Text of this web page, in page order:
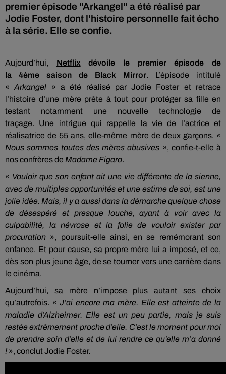
premier épisode "Arkangel" a été réalisé par
Jodie Foster, dont l'histoire personnelle fait écho
à la série. Elle se confie.
Aujourd’hui, Netflix dévoile le premier épisode de
la 4ème saison de Black Mirror.
L’épisode intitulé
«
Arkangel
» a été réalisé par Jodie Foster et retrace
l’histoire d’une mère prête à tout pour protéger sa fille en
testant notamment une nouvelle technologie de
traçage.
Une intrigue qui rappelle la vie de l’actrice et
réalisatrice de 55 ans, elle-même mère de deux garçons. «
Nous sommes toutes des mères abusives », confie-t-elle à
nos confrères de Madame Figaro.
« Vouloir que son enfant ait une vie différente de la sienne,
avec de multiples opportunités et une estime de soi, est une
jolie idée. Mais, il y a aussi dans la démarche quelque chose
de désespéré et presque louche, ayant à voir avec la
culpabilité, la névrose et la folie de vouloir exister par
procuration », poursuit-elle ainsi, en se remémorant son
enfance. Et pour cause, sa propre mère lui a imposé, et ce,
dès son plus jeune âge, de se tourner vers une carrière dans
le cinéma.
Aujourd’hui, sa mère n’impose plus autant ses choix
qu’autrefois. «J’ai encore ma mère. Elle est atteinte de la
maladie d’Alzheimer. Elle est un peu partie, mais je suis
restée extrêmement proche d’elle. C’est le moment pour moi
de prendre soin d’elle et de lui rendre ce qu’elle m’a donné
! », conclut Jodie Foster.